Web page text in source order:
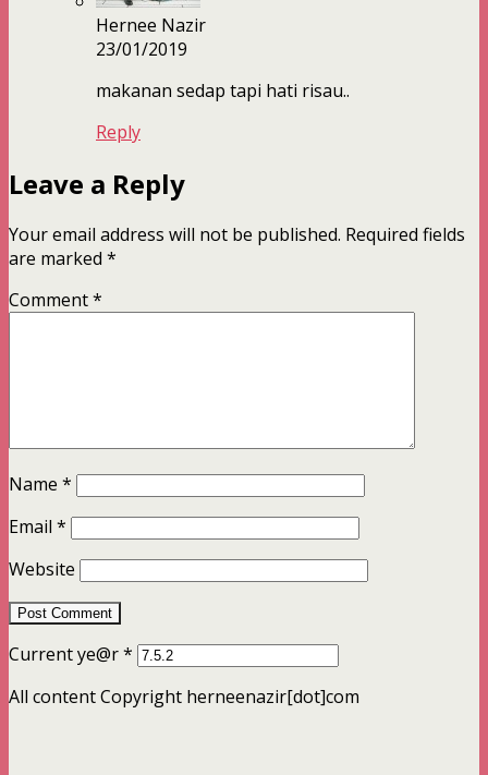
Hernee Nazir
23/01/2019
makanan sedap tapi hati risau..
Reply
Leave a Reply
Your email address will not be published. Required fields
are marked *
Comment*
Name *
Email *
Website
Current ye@r*
All content Copyright herneenazir[dot]com